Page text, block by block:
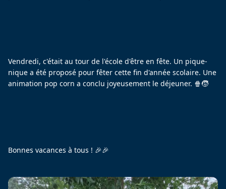
Vendredi, c'était au tour de l'école d'être en fête. Un pique-
nique a été proposé pour fêter cette fin d'année scolaire. Une
animation pop corn a conclu joyeusement le déjeuner. 🍿🧒
Bonnes vacances à tous ! 🎉🎉